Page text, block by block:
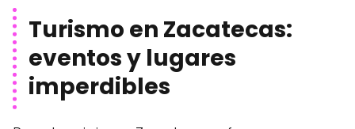
Turismo en Zacatecas:
eventos y lugares
imperdibles